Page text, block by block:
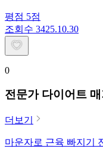
평점 5점
조회수 3425.10.30
0
전문가 다이어트 매
더보기
마운자로 근육 빠지기